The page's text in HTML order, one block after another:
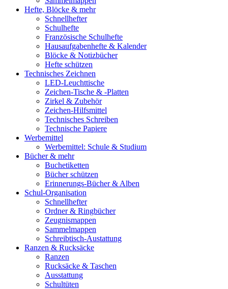
Hefte, Blöcke & mehr
Schnellhefter
Schulhefte
Französische Schulhefte
Hausaufgabenhefte & Kalender
Blöcke & Notizbücher
Hefte schützen
Technisches Zeichnen
LED-Leuchttische
Zeichen-Tische & -Platten
Zirkel & Zubehör
Zeichen-Hilfsmittel
Technisches Schreiben
Technische Papiere
Werbemittel
Werbemittel: Schule & Studium
Bücher & mehr
Buchetiketten
Bücher schützen
Erinnerungs-Bücher & Alben
Schul-Organisation
Schnellhefter
Ordner & Ringbücher
Zeugnismappen
Sammelmappen
Schreibtisch-Austattung
Ranzen & Rucksäcke
Ranzen
Rucksäcke & Taschen
Ausstattung
Schultüten